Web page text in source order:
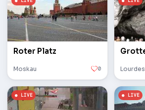
Roter Platz
Moskau 0 Lourdes